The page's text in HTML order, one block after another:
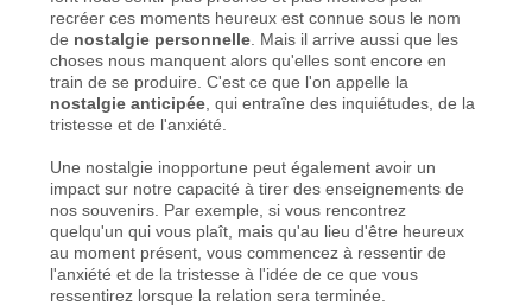
recréer ces moments heureux est connue sous le nom
de nostalgie personnelle . Mais il arrive aussi que les
choses nous manquent alors qu'elles sont encore en
train de se produire. C'est ce que l'on appelle la
nostalgie anticipée , qui entraîne des inquiétudes, de la
tristesse et de l'anxiété.
Une nostalgie inopportune peut également avoir un
impact sur notre capacité à tirer des enseignements de
nos souvenirs. Par exemple, si vous rencontrez
quelqu'un qui vous plaît, mais qu'au lieu d'être heureux
au moment présent, vous commencez à ressentir de
l'anxiété et de la tristesse à l'idée de ce que vous
ressentirez lorsque la relation sera terminée.